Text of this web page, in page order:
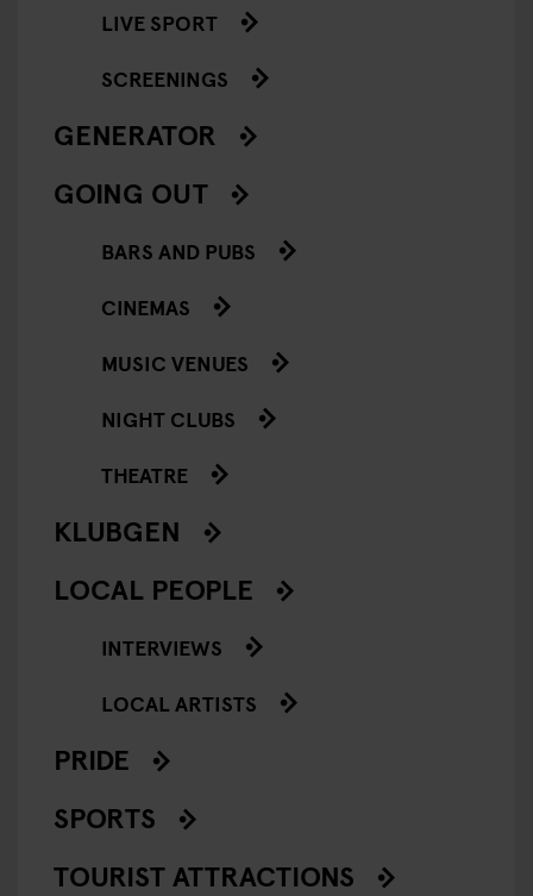
LIVE SPORT
SCREENINGS
GENERATOR
GOING OUT
BARS AND PUBS
CINEMAS
MUSIC VENUES
NIGHT CLUBS
THEATRE
KLUBGEN
LOCAL PEOPLE
INTERVIEWS
LOCAL ARTISTS
PRIDE
SPORTS
TOURIST ATTRACTIONS